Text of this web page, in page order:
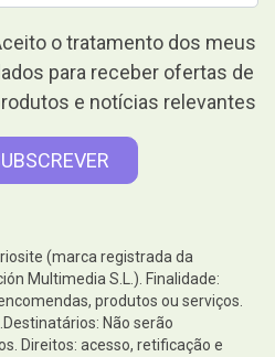
o tratamento dos meus
para receber ofertas de
e notícias relevantes
(marca registrada da
Multimedia S.L.). Finalidade:
produtos ou serviços.
Não serão
Direitos: acesso, retificação e